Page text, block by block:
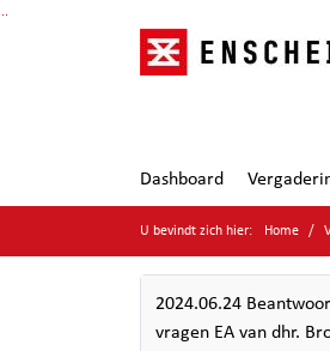
Ga naar de inhoud van deze pagina
Ga naar het zoeken
Ga naar het menu
Dashboard
U bevindt zich hier: Home
2024.06.24
vragen EA van dhr.